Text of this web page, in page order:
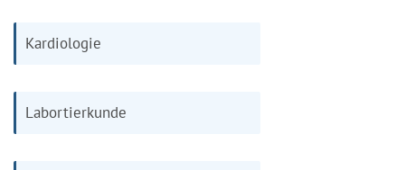
Kardiologie
Labortierkunde